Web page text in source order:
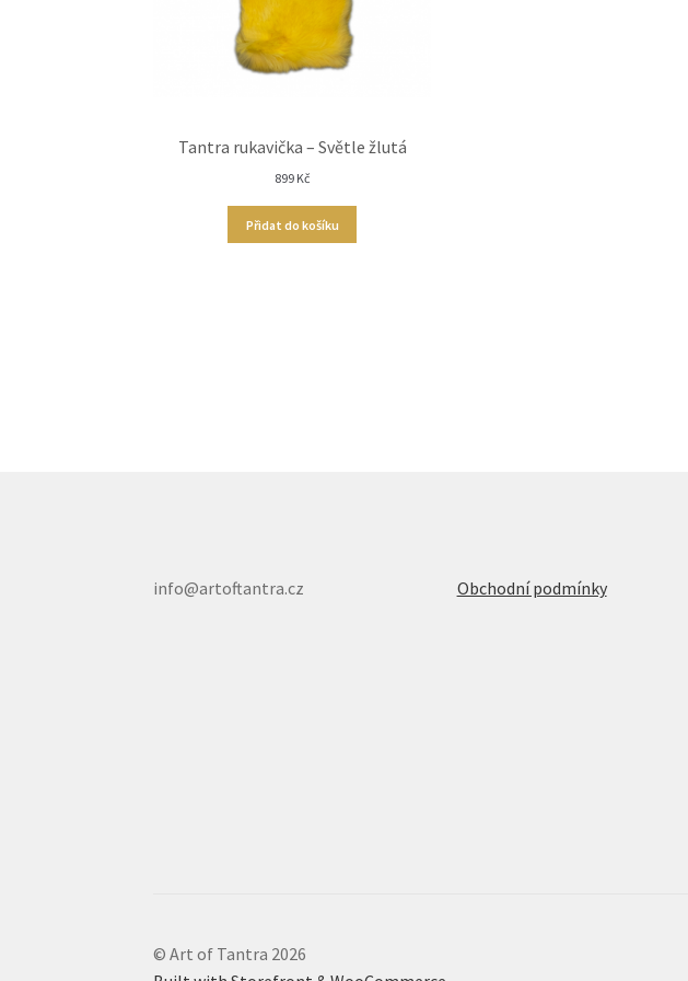
Tantra rukavička – Světle žlutá
899 Kč
Přidat do košíku
info@artoftantra.cz Obchodní podmínky
© Art of Tantra 2026